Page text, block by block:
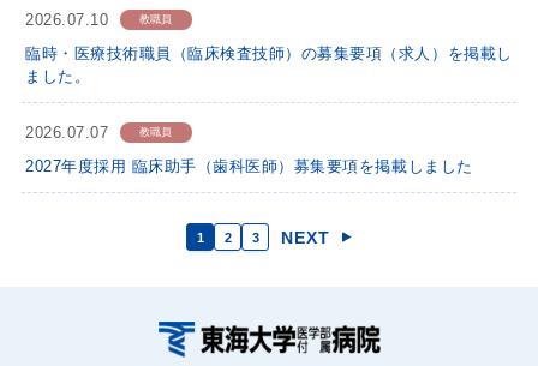
2026.07.10 教職員
臨時・医療技術職員（臨床検査技師）の募集要項（求人）を掲載し
ました。
2026.07.07 教職員
2027年度採用 臨床助手（歯科医師）募集要項を掲載しました
1 2 3 NEXT